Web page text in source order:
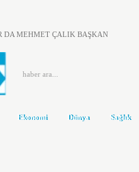
DA MEHMET ÇALIK BAŞKAN
baştan sona yenilendi
Dönemin Eşiğinde
Ekonomi Dünya Sağlık